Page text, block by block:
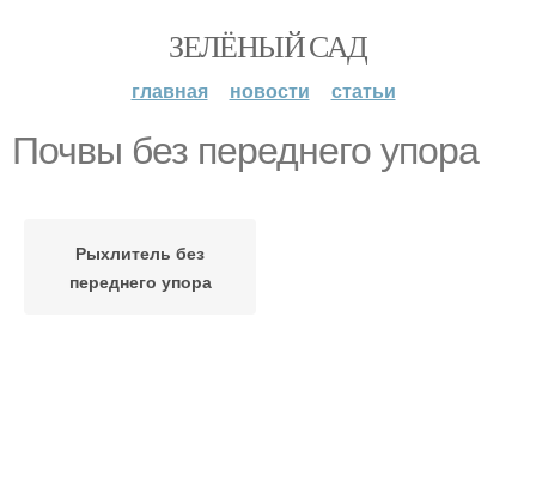
ЗЕЛЁНЫЙ САД
главная новости статьи
Почвы без переднего упора
Рыхлитель без
переднего упора